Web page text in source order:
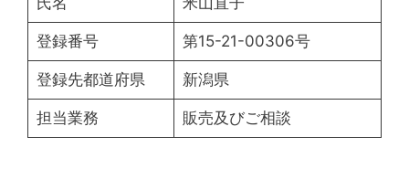
登録番号 第15-21-00306号
登録先都道府県 新潟県
担当業務 販売及びご相談